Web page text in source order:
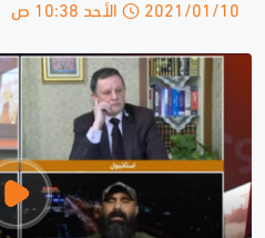
2021/01/10 الأحد 10:38 ص